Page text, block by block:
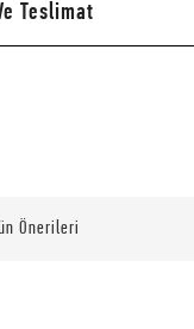
Teslimat
Önerileri